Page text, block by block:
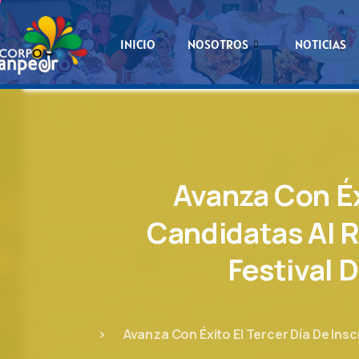
INICIO NOSOTROS NOTICIAS
AvanzaCon
CandidatasAl
Festival
Avanza Con Éxito El Tercer Día De